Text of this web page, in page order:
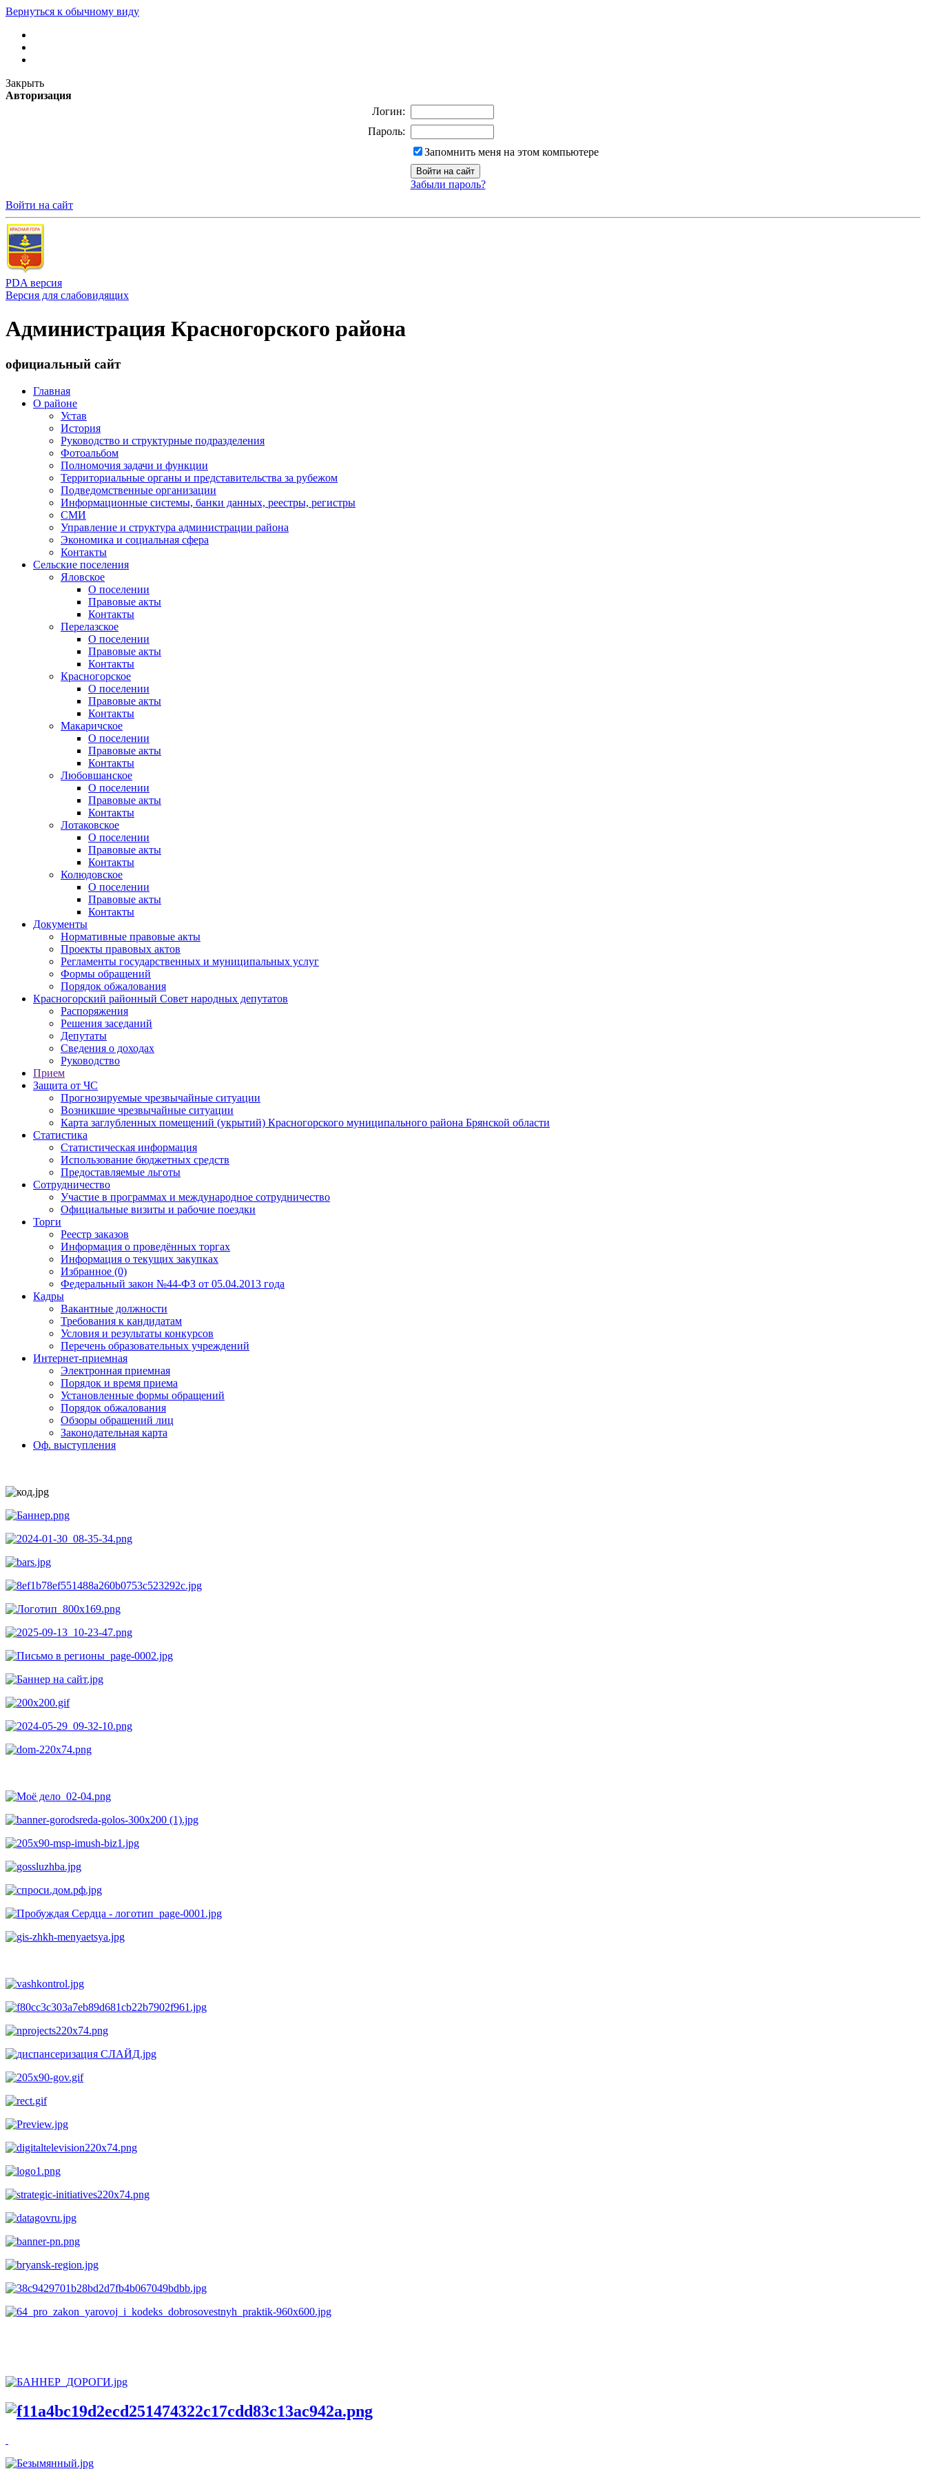
Вернуться к обычному виду
Закрыть
Авторизация
Логин:
Пароль:
Запомнить меня на этом компьютере
Забыли пароль?
Войти на сайт
PDA версия
Версия для слабовидящих
Администрация Красногорского района
официальный сайт
Главная
О районе
Устав
История
Руководство и структурные подразделения
Фотоальбом
Полномочия задачи и функции
Территориальные органы и представительства за рубежом
Подведомственные организации
Информационные системы, банки данных, реестры, регистры
СМИ
Управление и структура администрации района
Экономика и социальная сфера
Контакты
Сельские поселения
Яловское
О поселении
Правовые акты
Контакты
Перелазское
О поселении
Правовые акты
Контакты
Красногорское
О поселении
Правовые акты
Контакты
Макаричское
О поселении
Правовые акты
Контакты
Любовшанское
О поселении
Правовые акты
Контакты
Лотаковское
О поселении
Правовые акты
Контакты
Колюдовское
О поселении
Правовые акты
Контакты
Документы
Нормативные правовые акты
Проекты правовых актов
Регламенты государственных и муниципальных услуг
Формы обращений
Порядок обжалования
Красногорский районный Совет народных депутатов
Распоряжения
Решения заседаний
Депутаты
Сведения о доходах
Руководство
Прием
Защита от ЧС
Прогнозируемые чрезвычайные ситуации
Возникшие чрезвычайные ситуации
Карта заглубленных помещений (укрытий) Красногорского муниципального района Брянской области
Статистика
Статистическая информация
Использование бюджетных средств
Предоставляемые льготы
Сотрудничество
Участие в программах и международное сотрудничество
Официальные визиты и рабочие поездки
Торги
Реестр заказов
Информация о проведённых торгах
Информация о текущих закупках
Избранное (0)
Федеральный закон №44-ФЗ от 05.04.2013 года
Кадры
Вакантные должности
Требования к кандидатам
Условия и результаты конкурсов
Перечень образовательных учреждений
Интернет-приемная
Электронная приемная
Порядок и время приема
Установленные формы обращений
Порядок обжалования
Обзоры обращений лиц
Законодательная карта
Оф. выступления